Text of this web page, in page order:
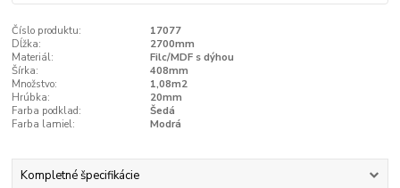
Číslo produktu:
17077
Dĺžka:
2700mm
Materiál:
Filc/MDF s dýhou
Šírka:
408mm
Množstvo:
1,08m2
Hrúbka:
20mm
Farba podklad:
Šedá
Farba lamiel:
Modrá
Kompletné špecifikácie